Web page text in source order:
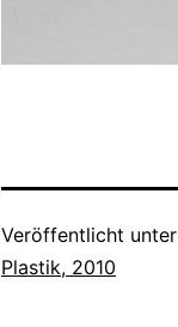
Veröffentlicht unter
Plastik, 2010